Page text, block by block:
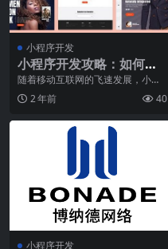
小程序开发
小程序开发攻略：如何利
用云开发降低成本提高效
率
随着移动互联网的飞速发展，小程
序已成为越来越多企业和个人开发
者的首选平台。然而，
2 年前 40
小程序开发